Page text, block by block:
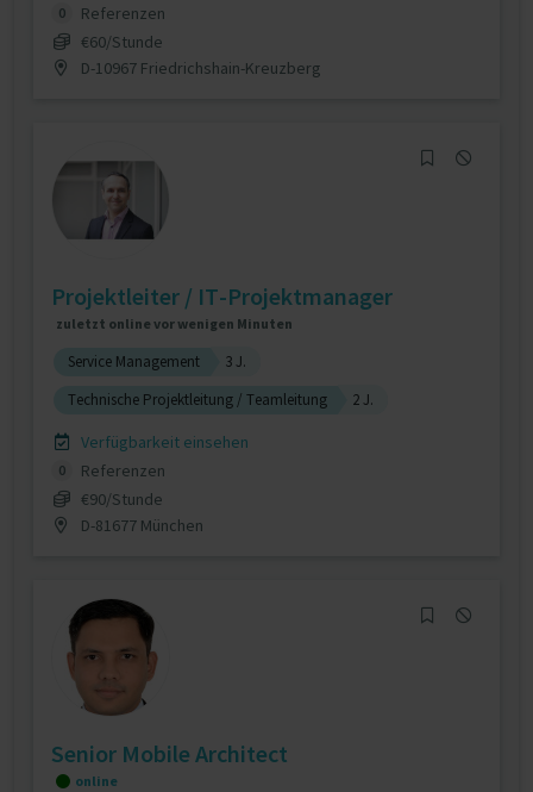
0
Referenzen
€60/Stunde
D-10967 Friedrichshain-Kreuzberg
Projektleiter / IT-Projektmanager
zuletzt online vor wenigen Minuten
Service Management
3 J.
Technische Projektleitung / Teamleitung
2 J.
Verfügbarkeit einsehen
0
Referenzen
€90/Stunde
D-81677 München
Senior Mobile Architect
online